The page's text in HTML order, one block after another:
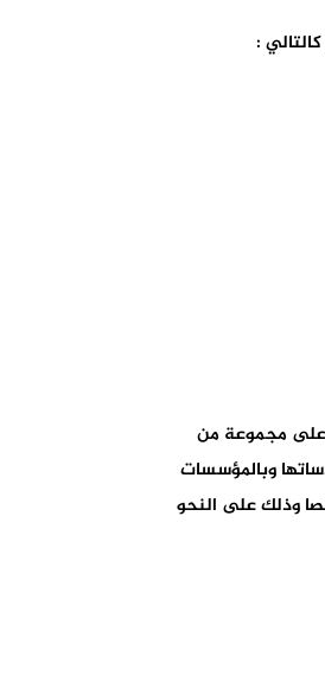
على مجموعة من
وبالمؤسسات
مواقفهم وتوجهاتهم الفكرية، ونبذهم للتطرف والإرهاب وعددهم 17 شخصا وذلك على النحو